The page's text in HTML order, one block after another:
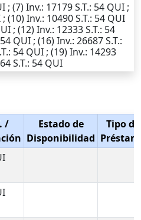
; (7)Inv.: 17179S.T.: 54 QUI ;
; (10)Inv.: 10490S.T.: 54 QUI
; (12)Inv.: 12333S.T.: 54
QUI ; (16)Inv.: 26687S.T.:
: 54 QUI ; (19)Inv.: 14293
S.T.: 54 QUI
/
Estado de
Disponibilidad
Tipo de